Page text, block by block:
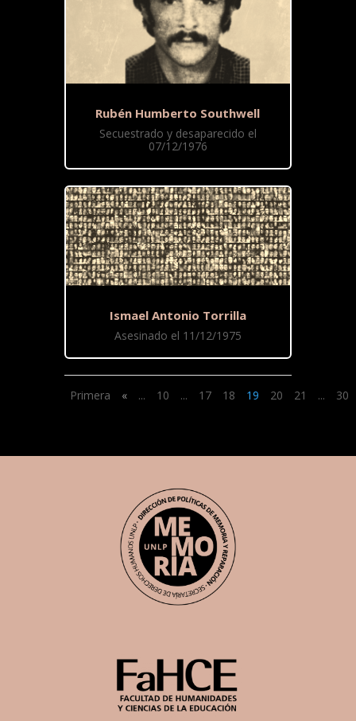
Rubén Humberto Southwell
Secuestrado y desaparecido el
07/12/1976
Ismael Antonio Torrilla
Asesinado el 11/12/1975
Primera « ... 10 ... 17 18 19 20 21 ... 30